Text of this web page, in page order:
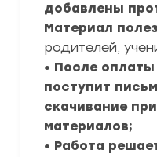
добавлены
Материал
родителей,
• После
поступит
скачивание
материалов;
• Работа